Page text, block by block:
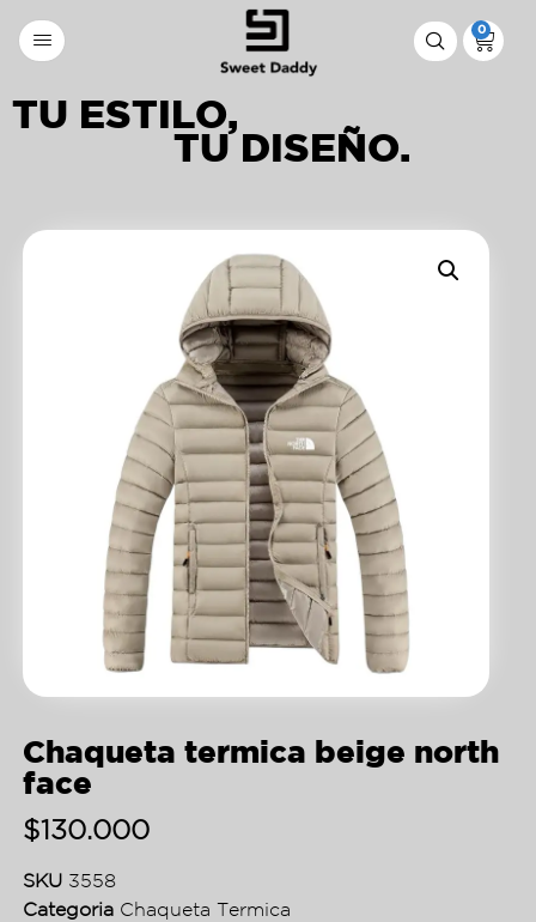
0
TU ESTILO,
TU DISEÑO.
Chaqueta termica beige north
face
$130.000
SKU 3558
Categoria Chaqueta Termica